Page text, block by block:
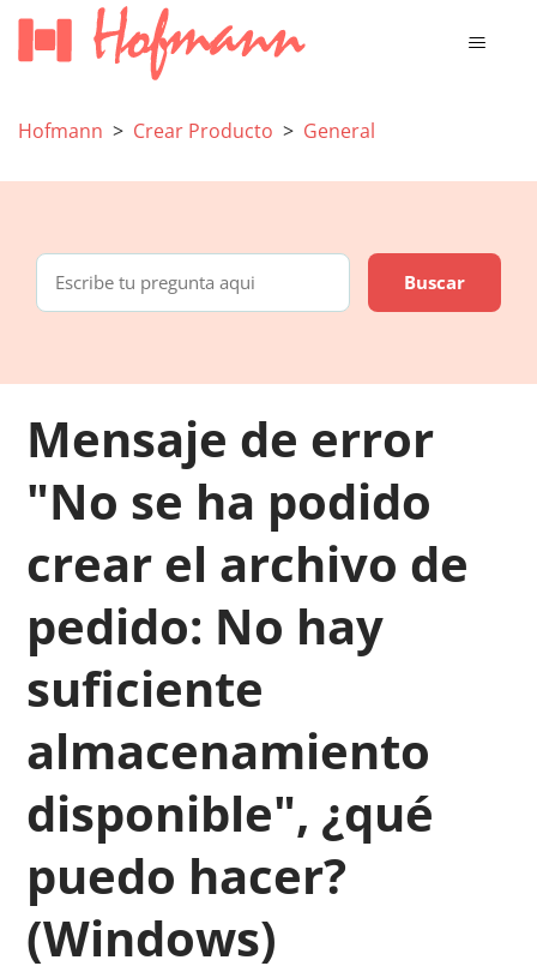
Hofmann Crear Producto General
Mensaje de error
"No se ha podido
crear el archivo de
pedido: No hay
suficiente
almacenamiento
disponible", ¿qué
puedo hacer?
(Windows)